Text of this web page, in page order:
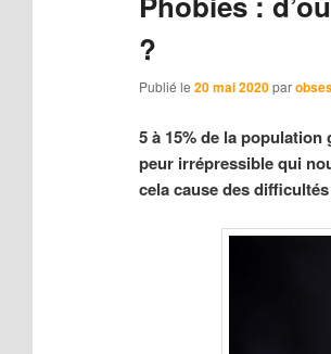
?
Publié le 20 mai 2020 par
5 à 15% de la
peur irrépressible qui
cela cause des